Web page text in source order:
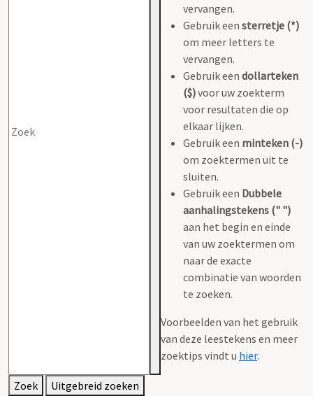
vervangen.
Gebruik een sterretje (*)
om meer letters te
vervangen.
Gebruik een dollarteken
($)voor uw zoekterm
voor resultaten die op
elkaar lijken.
Gebruik een minteken (-)
om zoektermen uit te
sluiten.
Gebruik een Dubbele
aanhalingstekens (" ")
aan het begin en einde
van uw zoektermen om
naar de exacte
combinatie van woorden
te zoeken.
Voorbeelden van het gebruik
van deze leestekens en meer
zoektips vindt u hier.
Zoek
Uitgebreid zoeken